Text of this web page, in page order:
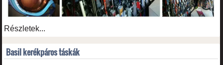
Részletek...
Basil kerékpáros táskák